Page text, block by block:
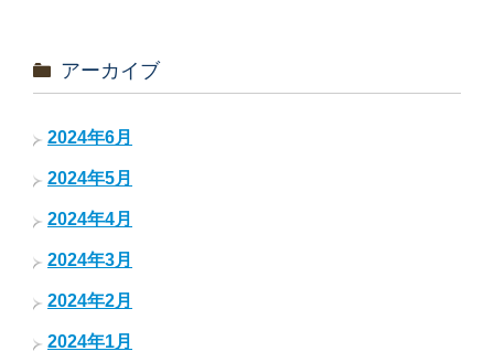
アーカイブ
2024年6月
2024年5月
2024年4月
2024年3月
2024年2月
2024年1月